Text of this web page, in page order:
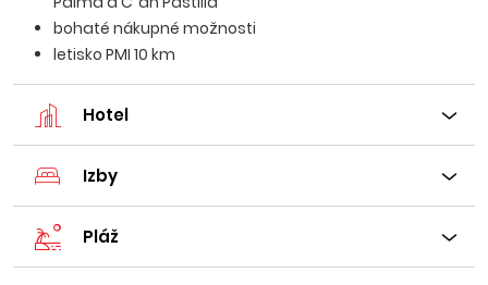
bohaté nákupné možnosti
letisko PMI 10 km
Hotel
Izby
Pláž